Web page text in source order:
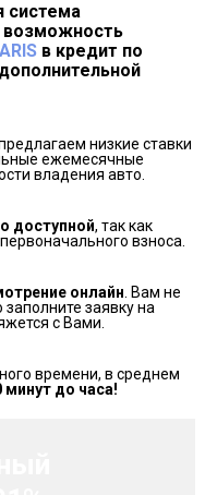
система
возможность
в кредит по
низкие ставки
ежемесячные
владения авто.
доступной, так как
взноса.
онлайн . Вам не
заявку на
с Вами.
времени, в среднем
минут до часа!